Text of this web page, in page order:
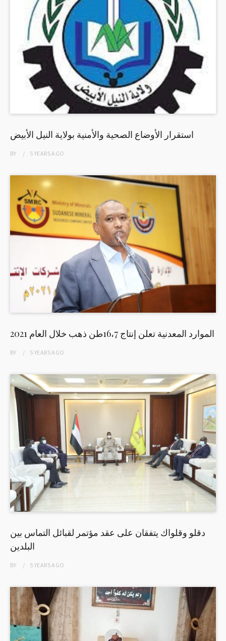
استقرار الأوضاع الصحية والأمنية بولاية النيل الأبيض
BY 5 YEARSAGO
الموارد المعدنية تعلن إنتاج 16،7طن ذهب خلال العام 2021
BY 5 YEARSAGO
دقلو وقلواك يتفقان على عقد مؤتمر لقبائل التماس بين
البلدين
BY 5 YEARSAGO